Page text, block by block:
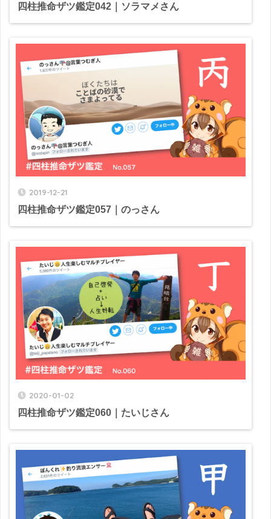
四柱推命ザツ鑑定042｜ソラマメさん
2019-12-21
四柱推命ザツ鑑定057｜のっさん
2020-01-02
四柱推命ザツ鑑定060｜たいじさん